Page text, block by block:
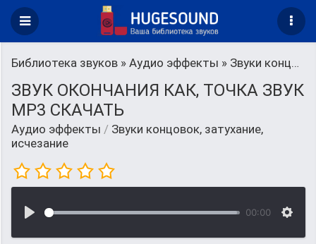
Библиотека звуков » Аудио эффекты » Звуки концовок, затухание, исчезание
ЗВУК ОКОНЧАНИЯ КАК, ТОЧКА ЗВУК
MP3 СКАЧАТЬ
Аудио эффекты / Звуки концовок, затухание,
исчезание
00:00